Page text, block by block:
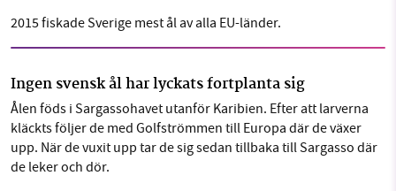
2015 fiskade Sverige mest ål av alla EU-länder.
Ingen svensk ål har lyckats fortplanta sig
Ålen föds i Sargassohavet utanför Karibien. Efter att larverna
kläckts följer de med Golfströmmen till Europa där de växer
upp. När de vuxit upp tar de sig sedan tillbaka till Sargasso där
de leker och dör.